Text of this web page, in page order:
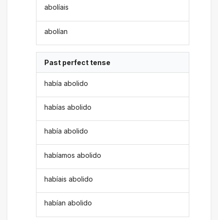
abolíais
abolían
Past perfect tense
había abolido
habías abolido
había abolido
habíamos abolido
habíais abolido
habían abolido